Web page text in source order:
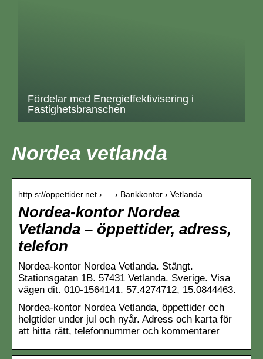
Fördelar med Energieffektivisering i
Fastighetsbranschen
Nordea vetlanda
http s://oppettider.net › … › Bankkontor › Vetlanda
Nordea-kontor Nordea
Vetlanda – öppettider, adress,
telefon
Nordea-kontor Nordea Vetlanda. Stängt.
Stationsgatan 1B. 57431 Vetlanda. Sverige. Visa
vägen dit. 010-1564141. 57.4274712, 15.0844463.
Nordea-kontor Nordea Vetlanda, öppettider och
helgtider under jul och nyår. Adress och karta för
att hitta rätt, telefonnummer och kommentarer